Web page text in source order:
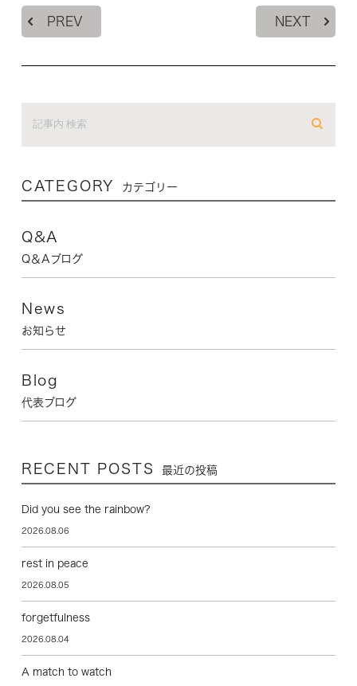
PREV NEXT
CATEGORY カテゴリー
Q&A
Q＆Aブログ
News
お知らせ
Blog
代表ブログ
RECENT POSTS 最近の投稿
Did you see the rainbow?
2026.08.06
rest in peace
2026.08.05
forgetfulness
2026.08.04
A match to watch